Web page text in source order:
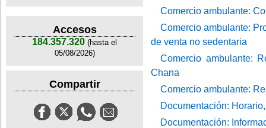
Accesos
184.357.320 (hasta el
05/08/2026)
Compartir
Comercio ambulante:
Comercio ambulante:
de venta no sedentaria
Comercio ambulante:
Chana
Comercio ambulante:
Documentación:
Documentación: